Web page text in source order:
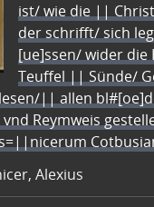
ist/ wie die ||
der schrifft/ sich
[ue]ssen/ wider die
Teuffel || Sünde/
|| allen
Reymweis
Alexius